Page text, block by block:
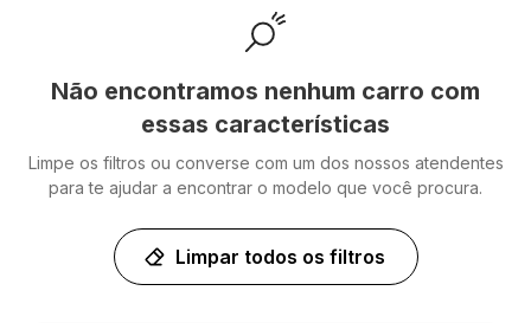
Não encontramos nenhum carro com
essas características
Limpe os filtros ou converse com um dos nossos atendentes
para te ajudar a encontrar o modelo que você procura.
Limpar todos os filtros